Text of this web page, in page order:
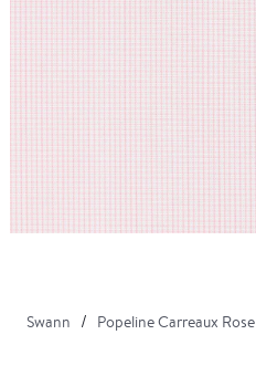
Swann Popeline Carreaux Rose